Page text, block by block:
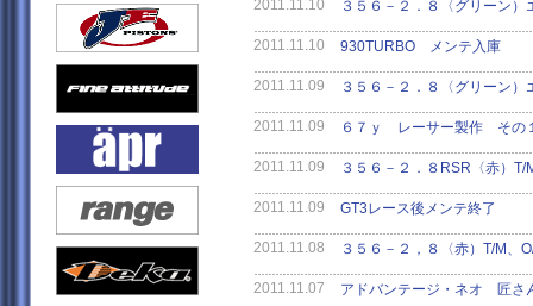
2011.11.10 ３５６－２．８〈グリーン）
2011.11.10 930TURBO メンテ入庫
2011.11.09 ３５６－２．８〈グリーン）
2011.11.09 ６７ｙ レーサー製作 その
2011.11.09 ３５６－２．８RSR〈赤）T/
2011.11.09 GT3レース後メンテ終了
2011.11.08 ３５６－２，８〈赤）T/M
2011.11.07 アドバンテージ・ネオ 匠さ